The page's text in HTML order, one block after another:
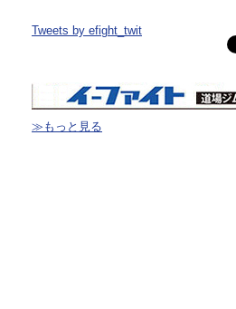
Tweets by efight_twit
≫もっと見る